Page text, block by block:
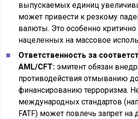
выпускаемых единиц
может привести к резкому
валюты. Это особенно критично
нацеленных на массовое
Ответственность за
AML/CFT: эмитент обязан
противодействия отмыванию
финансированию терроризма.
международных стандартов
FATF) может повлечь запрет на